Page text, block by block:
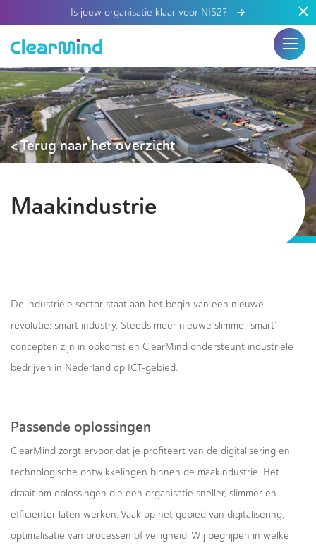
Is jouw organisatie klaar voor NIS2?
< Terug naar het overzicht
Maakindustrie
De industriële sector staat aan het begin van een nieuwe
revolutie: smart industry. Steeds meer nieuwe slimme, ‘smart’
concepten zijn in opkomst en ClearMind ondersteunt industriële
bedrijven in Nederland op ICT-gebied.
Passende oplossingen
ClearMind zorgt ervoor dat je profiteert van de digitalisering en
technologische ontwikkelingen binnen de maakindustrie. Het
draait om oplossingen die een organisatie sneller, slimmer en
efficiënter laten werken. Vaak op het gebied van digitalisering,
optimalisatie van processen of veiligheid. Wij begrijpen in welke